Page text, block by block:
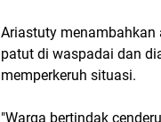
Ariastuty menambahkan
patut di waspadai dan
memperkeruh situasi.
"Warga bertindak